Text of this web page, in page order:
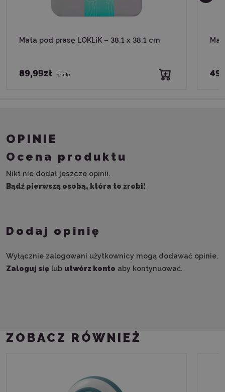
Mata pod prasę LOKLiK – 38,1 x 38,1 cm
89,99zł brutto
OPINIE
Ocena produktu
Nikt nie dodał jeszcze opinii.
Bądź pierwszą osobą, która to zrobi!
Dodaj opinię
Wyłącznie zalogowani użytkownicy mogą dodawać opinie.
Zaloguj się lub utwórz konto aby kontynuować.
ZOBACZ RÓWNIEŻ